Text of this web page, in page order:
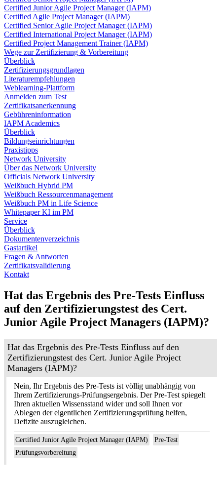
Certified Junior Agile Project Manager (IAPM)
Certified Agile Project Manager (IAPM)
Certified Senior Agile Project Manager (IAPM)
Certified International Project Manager (IAPM)
Certified Project Management Trainer (IAPM)
Wege zur Zertifizierung & Vorbereitung
Überblick
Zertifizierungsgrundlagen
Literaturempfehlungen
Weblearning-Plattform
Anmelden zum Test
Zertifikatsanerkennung
Gebühreninformation
IAPM Academics
Überblick
Bildungseinrichtungen
Praxistipps
Network University
Über das Network University
Officials Network University
Weißbuch Hybrid PM
Weißbuch Ressourcenmanagement
Weißbuch PM in Life Science
Whitepaper KI im PM
Service
Überblick
Dokumentenverzeichnis
Gastartikel
Fragen & Antworten
Zertifikatsvalidierung
Kontakt
Hat das Ergebnis des Pre-Tests Einfluss
auf den Zertifizierungstest des Cert.
Junior Agile Project Managers (IAPM)?
Hat das Ergebnis des Pre-Tests Einfluss auf den
Zertifizierungstest des Cert. Junior Agile Project
Managers (IAPM)?
Nein, Ihr Ergebnis des Pre-Tests ist völlig unabhängig von
Ihrem Zertifizierungs-Prüfungsergebnis. Der Pre-Test spiegelt
Ihren aktuellen Wissensstand wider und soll Ihnen vor
Ablegen der eigentlichen Zertifizierungsprüfung helfen,
Defizite auszugleichen.
Certified Junior Agile Project Manager (IAPM)
Pre-Test
Prüfungsvorbereitung